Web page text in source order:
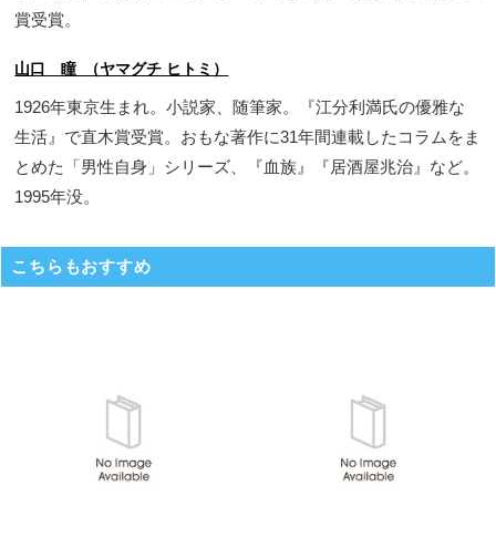
賞受賞。
山口 瞳 （ヤマグチ ヒトミ）
1926年東京生まれ。小説家、随筆家。『江分利満氏の優雅な
生活』で直木賞受賞。おもな著作に31年間連載したコラムをま
とめた「男性自身」シリーズ、『血族』『居酒屋兆治』など。
1995年没。
こちらもおすすめ